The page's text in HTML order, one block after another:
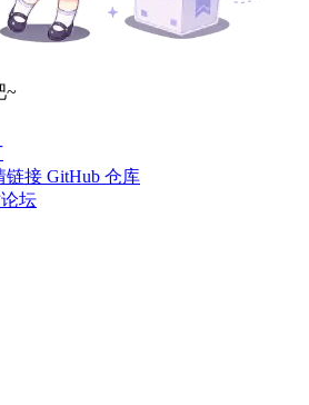
~
链接 GitHub 仓库
坛